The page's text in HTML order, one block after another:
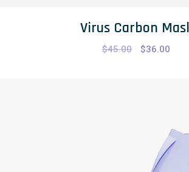
Virus Carbon
$45.00 $36.00